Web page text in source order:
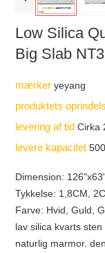
Low Silica
Big Slab
mærkeryeyang
produktets
levering af tidCirka
levere kapacitet
Dimension:
Tykkelse: 1,8CM,
Farve: Hvid, Guld,
lav silica kvarts
naturlig marmor.